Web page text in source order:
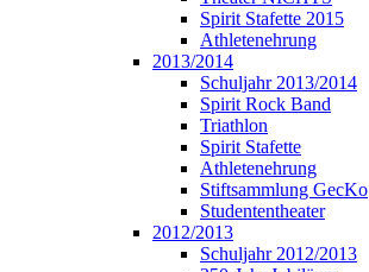
Spirit Stafette 2015
Athletenehrung
2013/2014
Schuljahr 2013/2014
Spirit Rock Band
Triathlon
Spirit Stafette
Athletenehrung
Stiftsammlung GecKo
Studententheater
2012/2013
Schuljahr 2012/2013